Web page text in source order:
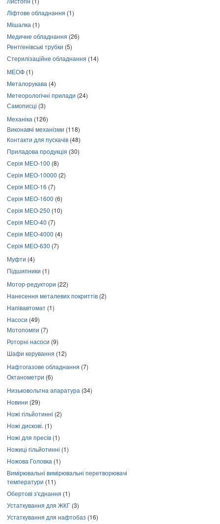
Ліфтове обладнання (1)
Мішалка (1)
Медичне обладнання (26)
Рентгенівські трубки (5)
Стерилізаційне обладнання (14)
МЕОФ (1)
Металорукава (4)
Метеорологічні прилади (24)
Самописці (3)
Механіка (126)
Виконавчі механізми (118)
Контакти для пускачів (48)
Приладова продукція (30)
Серія МЕО-100 (8)
Серія МЕО-10000 (2)
Серія МЕО-16 (7)
Серія МЕО-1600 (6)
Серія МЕО-250 (10)
Серія МЕО-40 (7)
Серія МЕО-4000 (4)
Серія МЕО-630 (7)
Муфти (4)
Підшипники (1)
Мотор-редуктори (22)
Нанесення металевих покриттів (2)
Напівавтомат (1)
Насоси (49)
Мотопомпи (7)
Роторні насоси (9)
Шафи керування (12)
Нафтогазове обладнання (7)
Октанометри (6)
Низьковольтна апаратура (34)
Новини (29)
Ножі гільйотинні (2)
Ножі дискові. (1)
Ножі для пресів (1)
Ножиці гільйотинні (1)
Ножова Головка (1)
Вимірювальні вимірювальні перетворювачі
температури (11)
Обертові з'єднання (1)
Устаткування для ЖКГ (3)
Устаткування для нафтобаз (16)